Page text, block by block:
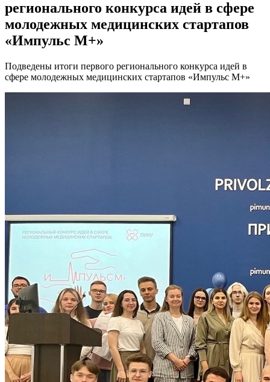
регионального конкурса идей в сфере
молодежных медицинских стартапов
«Импульс М+»
Подведены итоги первого регионального конкурса идей в
сфере молодежных медицинских стартапов «Импульс М+»